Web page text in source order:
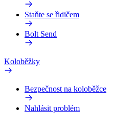
Staňte se řidičem
Bolt Send
Koloběžky
Bezpečnost na koloběžce
Nahlásit problém